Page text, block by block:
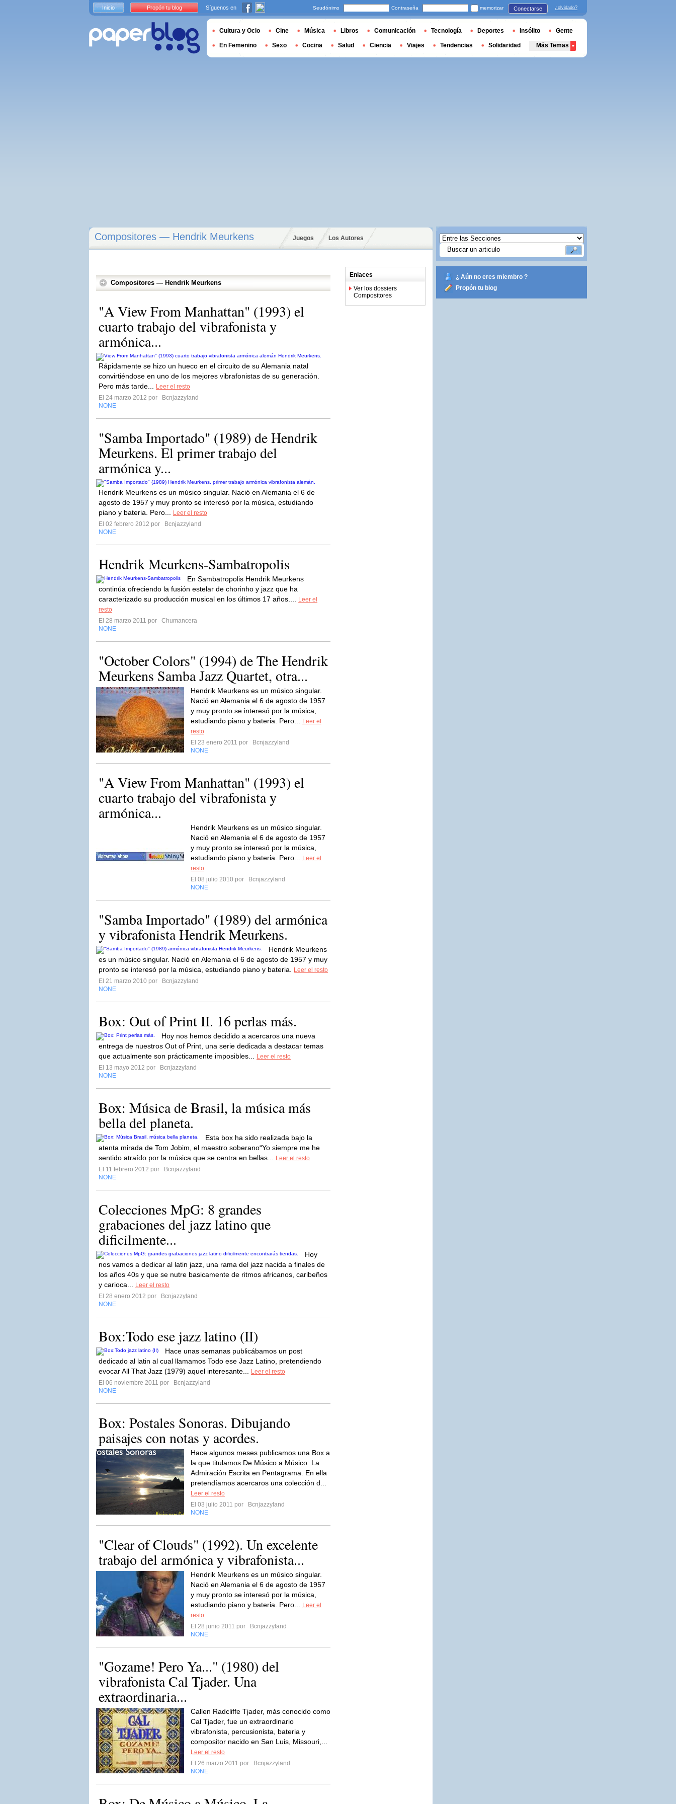
Compositores — Hendrik Meurkens Juegos Los Autores
Compositores — Hendrik Meurkens
"A View From Manhattan" (1993) el
cuarto trabajo del vibrafonista y
armónica...
Rápidamente se hizo un hueco en el circuito de su Alemania natal
convirtiéndose en uno de los mejores vibrafonistas de su generación.
Pero más tarde...
Leer el resto
El 24 marzo 2012 por
Bcnjazzyland
NONE
"Samba Importado" (1989) de Hendrik
Meurkens. El primer trabajo del
armónica y...
Hendrik Meurkens es un músico singular. Nació en Alemania el 6 de
agosto de 1957 y muy pronto se interesó por la música, estudiando
piano y bateria. Pero...
Leer el resto
El 02 febrero 2012 por
Bcnjazzyland
NONE
Hendrik Meurkens-Sambatropolis
En Sambatropolis Hendrik Meurkens
continúa ofreciendo la fusión estelar de chorinho y jazz que ha
caracterizado su producción musical en los últimos 17 años....
Leer el
resto
El 28 marzo 2011 por
Chumancera
NONE
"October Colors" (1994) de The Hendrik
Meurkens Samba Jazz Quartet, otra...
Hendrik Meurkens es un músico singular.
Nació en Alemania el 6 de agosto de 1957
y muy pronto se interesó por la música,
estudiando piano y bateria. Pero...
Leer el
resto
El 23 enero 2011 por
Bcnjazzyland
NONE
"A View From Manhattan" (1993) el
cuarto trabajo del vibrafonista y
armónica...
Hendrik Meurkens es un músico singular.
Nació en Alemania el 6 de agosto de 1957
y muy pronto se interesó por la música,
estudiando piano y bateria. Pero...
Leer el
resto
El 08 julio 2010 por
Bcnjazzyland
NONE
"Samba Importado" (1989) del armónica
y vibrafonista Hendrik Meurkens.
Hendrik Meurkens
es un músico singular. Nació en Alemania el 6 de agosto de 1957 y muy
pronto se interesó por la música, estudiando piano y bateria.
Leer el resto
El 21 marzo 2010 por
Bcnjazzyland
NONE
Box: Out of Print II. 16 perlas más.
Hoy nos hemos decidido a acercaros una nueva
entrega de nuestros Out of Print, una serie dedicada a destacar temas
que actualmente son prácticamente imposibles...
Leer el resto
El 13 mayo 2012 por
Bcnjazzyland
NONE
Box: Música de Brasil, la música más
bella del planeta.
Esta box ha sido realizada bajo la
atenta mirada de Tom Jobim, el maestro soberano“Yo siempre me he
sentido atraído por la música que se centra en bellas...
Leer el resto
El 11 febrero 2012 por
Bcnjazzyland
NONE
Colecciones MpG: 8 grandes
grabaciones del jazz latino que
dificilmente...
Hoy
nos vamos a dedicar al latin jazz, una rama del jazz nacida a finales de
los años 40s y que se nutre basicamente de ritmos africanos, caribeños
y carioca...
Leer el resto
El 28 enero 2012 por
Bcnjazzyland
NONE
Box:Todo ese jazz latino (II)
Hace unas semanas publicábamos un post
dedicado al latin al cual llamamos Todo ese Jazz Latino, pretendiendo
evocar All That Jazz (1979) aquel interesante...
Leer el resto
El 06 noviembre 2011 por
Bcnjazzyland
NONE
Box: Postales Sonoras. Dibujando
paisajes con notas y acordes.
Hace algunos meses publicamos una Box a
la que titulamos De Músico a Músico: La
Admiración Escrita en Pentagrama. En ella
pretendíamos acercaros una colección d...
Leer el resto
El 03 julio 2011 por
Bcnjazzyland
NONE
"Clear of Clouds" (1992). Un excelente
trabajo del armónica y vibrafonista...
Hendrik Meurkens es un músico singular.
Nació en Alemania el 6 de agosto de 1957
y muy pronto se interesó por la música,
estudiando piano y bateria. Pero...
Leer el
resto
El 28 junio 2011 por
Bcnjazzyland
NONE
"Gozame! Pero Ya..." (1980) del
vibrafonista Cal Tjader. Una
extraordinaria...
Callen Radcliffe Tjader, más conocido como
Cal Tjader, fue un extraordinario
vibrafonista, percusionista, bateria y
compositor nacido en San Luis, Missouri,...
Leer el resto
El 26 marzo 2011 por
Bcnjazzyland
NONE
Enlaces
Ver los dossiers
Compositores
¿ Aún no eres miembro ?
Propón tu blog
Inicio Propón tu blog Síguenos en Seudónimo Contraseña memorizar Conectarse ¿olvidado?
Cultura y Ocio Cine Música Libros Comunicación Tecnología Deportes Insólito Gente
En Femenino Sexo Cocina Salud Ciencia Viajes Tendencias Solidaridad Más Temas